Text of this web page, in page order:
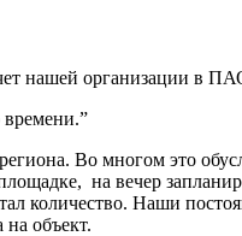
нашей организации в
Во многом это
на вечер
количество.
на объект.